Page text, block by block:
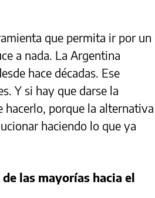
que permita ir por un
a nada. La Argentina
hace décadas. Ese
Y si hay que darse la
hacerlo, porque la alternativa
haciendo lo que ya
las mayorías hacia el